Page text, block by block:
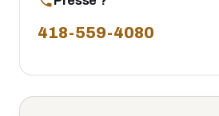
418-559-4080